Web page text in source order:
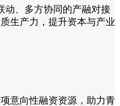
动、多方协同的产融对接
生产力，提升资本与产业
意向性融资资源，助力青